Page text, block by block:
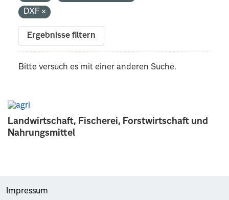
Landwirtschaft, Fischerei, Forstwirtschaft und
Nahrungsmittel
DXF
Ergebnisse filtern
Bitte versuch es mit einer anderen Suche.
Impressum